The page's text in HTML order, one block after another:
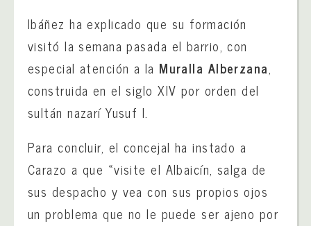
Ibáñez ha explicado que su formación
visitó la semana pasada el barrio, con
especial atención a la Muralla Alberzana,
construida en el siglo XIV por orden del
sultán nazarí Yusuf I.
Para concluir, el concejal ha instado a
Carazo a que «visite el Albaicín, salga de
sus despacho y vea con sus propios ojos
un problema que no le puede ser ajeno por